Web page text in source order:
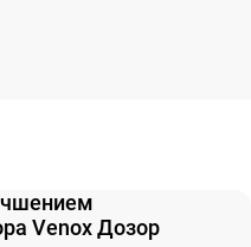
Venox Дозор